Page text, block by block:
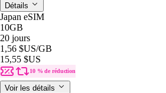
Détails
Japan eSIM
10GB
20 jours
1,56 $US/GB
15,55 $US
10 % de réduction
Voir les détails